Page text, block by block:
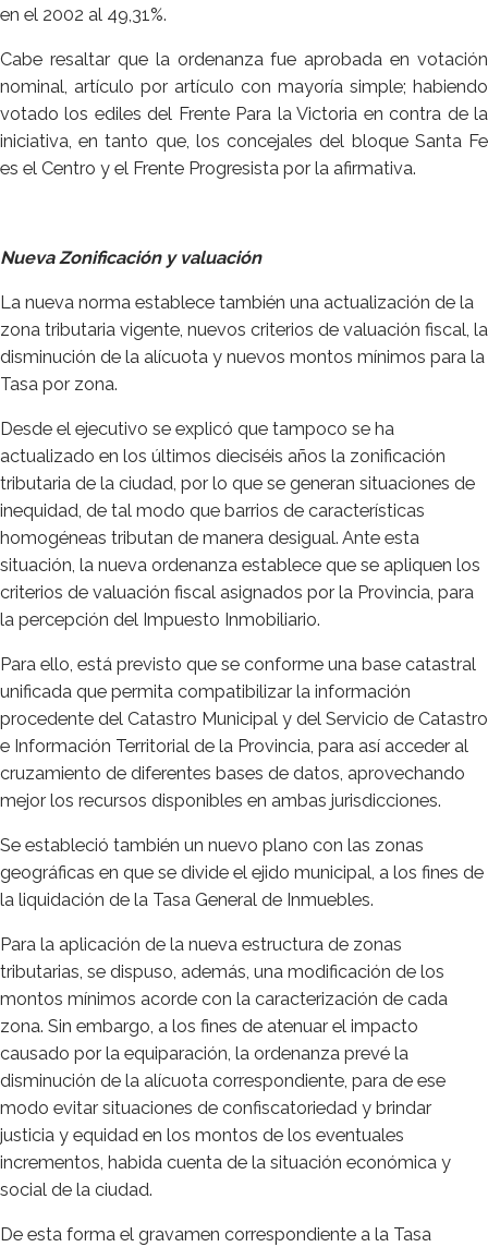
en el 2002 al 49,31%.
Cabe resaltar que la ordenanza fue aprobada en votación
nominal, artículo por artículo con mayoría simple; habiendo
votado los ediles del Frente Para la Victoria en contra de la
iniciativa, en tanto que, los concejales del bloque Santa Fe
es el Centro y el Frente Progresista por la afirmativa.
Nueva Zonificación y valuación
La nueva norma establece también una actualización de la
zona tributaria vigente, nuevos criterios de valuación fiscal, la
disminución de la alícuota y nuevos montos mínimos para la
Tasa por zona.
Desde el ejecutivo se explicó que tampoco se ha
actualizado en los últimos dieciséis años la zonificación
tributaria de la ciudad, por lo que se generan situaciones de
inequidad, de tal modo que barrios de características
homogéneas tributan de manera desigual. Ante esta
situación, la nueva ordenanza establece que se apliquen los
criterios de valuación fiscal asignados por la Provincia, para
la percepción del Impuesto Inmobiliario.
Para ello, está previsto que se conforme una base catastral
unificada que permita compatibilizar la información
procedente del Catastro Municipal y del Servicio de Catastro
e Información Territorial de la Provincia, para así acceder al
cruzamiento de diferentes bases de datos, aprovechando
mejor los recursos disponibles en ambas jurisdicciones.
Se estableció también un nuevo plano con las zonas
geográficas en que se divide el ejido municipal, a los fines de
la liquidación de la Tasa General de Inmuebles.
Para la aplicación de la nueva estructura de zonas
tributarias, se dispuso, además, una modificación de los
montos mínimos acorde con la caracterización de cada
zona. Sin embargo, a los fines de atenuar el impacto
causado por la equiparación, la ordenanza prevé la
disminución de la alícuota correspondiente, para de ese
modo evitar situaciones de confiscatoriedad y brindar
justicia y equidad en los montos de los eventuales
incrementos, habida cuenta de la situación económica y
social de la ciudad.
De esta forma el gravamen correspondiente a la Tasa